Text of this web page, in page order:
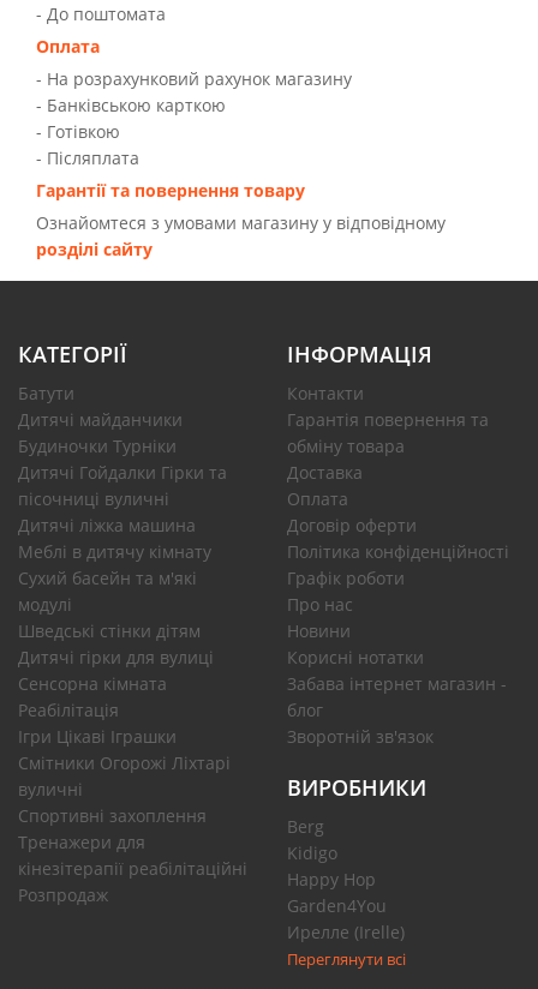
- До поштомата
Оплата
- На розрахунковий рахунок магазину
- Банківською карткою
- Готівкою
- Післяплата
Гарантії та повернення товару
Ознайомтеся з умовами магазину у відповідному
розділі сайту
КАТЕГОРІЇ
Батути
Дитячі майданчики
Будиночки Турніки
Дитячі Гойдалки Гірки та
пісочниці вуличні
Дитячі ліжка машина
Меблі в дитячу кімнату
Сухий басейн та м'які
модулі
Шведські стінки дітям
Дитячі гірки для вулиці
Сенсорна кімната
Реабілітація
Ігри Цікаві Іграшки
Смітники Огорожі Ліхтарі
вуличні
Спортивні захоплення
Тренажери для
кінезітерапії реабілітаційні
Розпродаж
ІНФОРМАЦІЯ
Контакти
Гарантія повернення та
обміну товара
Доставка
Оплата
Договір оферти
Політика конфіденційності
Графік роботи
Про нас
Новини
Корисні нотатки
Забава інтернет магазин -
блог
Зворотній зв'язок
ВИРОБНИКИ
Berg
Kidigo
Happy Hop
Garden4You
Ирелле (Irelle)
Переглянути всі